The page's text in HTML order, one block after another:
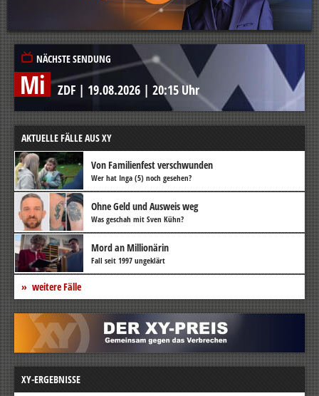
NÄCHSTE SENDUNG
Mi ZDF | 19.08.2026 | 20:15 Uhr
AKTUELLE FÄLLE AUS XY
Von Familienfest verschwunden
Wer hat Inga (5) noch gesehen?
Ohne Geld und Ausweis weg
Was geschah mit Sven Kühn?
Mord an Millionärin
Fall seit 1997 ungeklärt
weitere Fälle
XY-ERGEBNISSE